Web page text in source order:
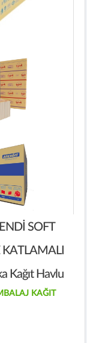
SOFT
KATLAMALI
Kağıt Havlu
KAĞIT